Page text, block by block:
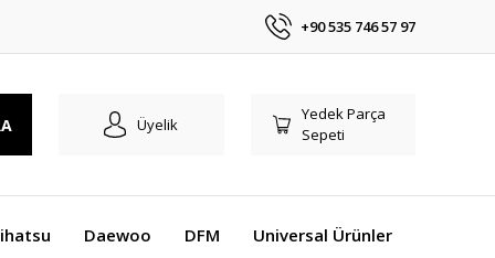
+90 535 746 57 97
Üyelik
Yedek Parça
Sepeti
Daewoo DFM Universal Ürünler